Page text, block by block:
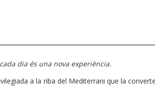
dia és una nova experiència.
a la riba del Mediterrani que la